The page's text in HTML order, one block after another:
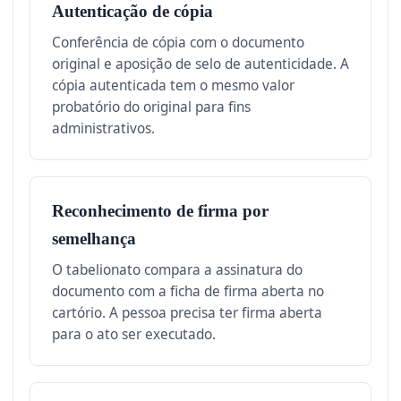
Autenticação de cópia
Conferência de cópia com o documento
original e aposição de selo de autenticidade. A
cópia autenticada tem o mesmo valor
probatório do original para fins
administrativos.
Reconhecimento de firma por
semelhança
O tabelionato compara a assinatura do
documento com a ficha de firma aberta no
cartório. A pessoa precisa ter firma aberta
para o ato ser executado.